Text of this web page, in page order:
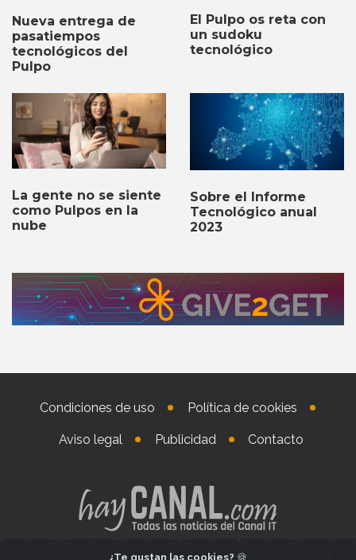
Nueva entrega de
pasatiempos
tecnológicos del
Pulpo
El Pulpo os reta con
un sudoku
tecnológico
La gente no se siente
como Pulpos en la
nube
Sobre el Informe
Tecnológico anual
2023
Condiciones de uso Política de cookies
Aviso legal Publicidad Contacto
¿Te gustan las cookies? 🍪